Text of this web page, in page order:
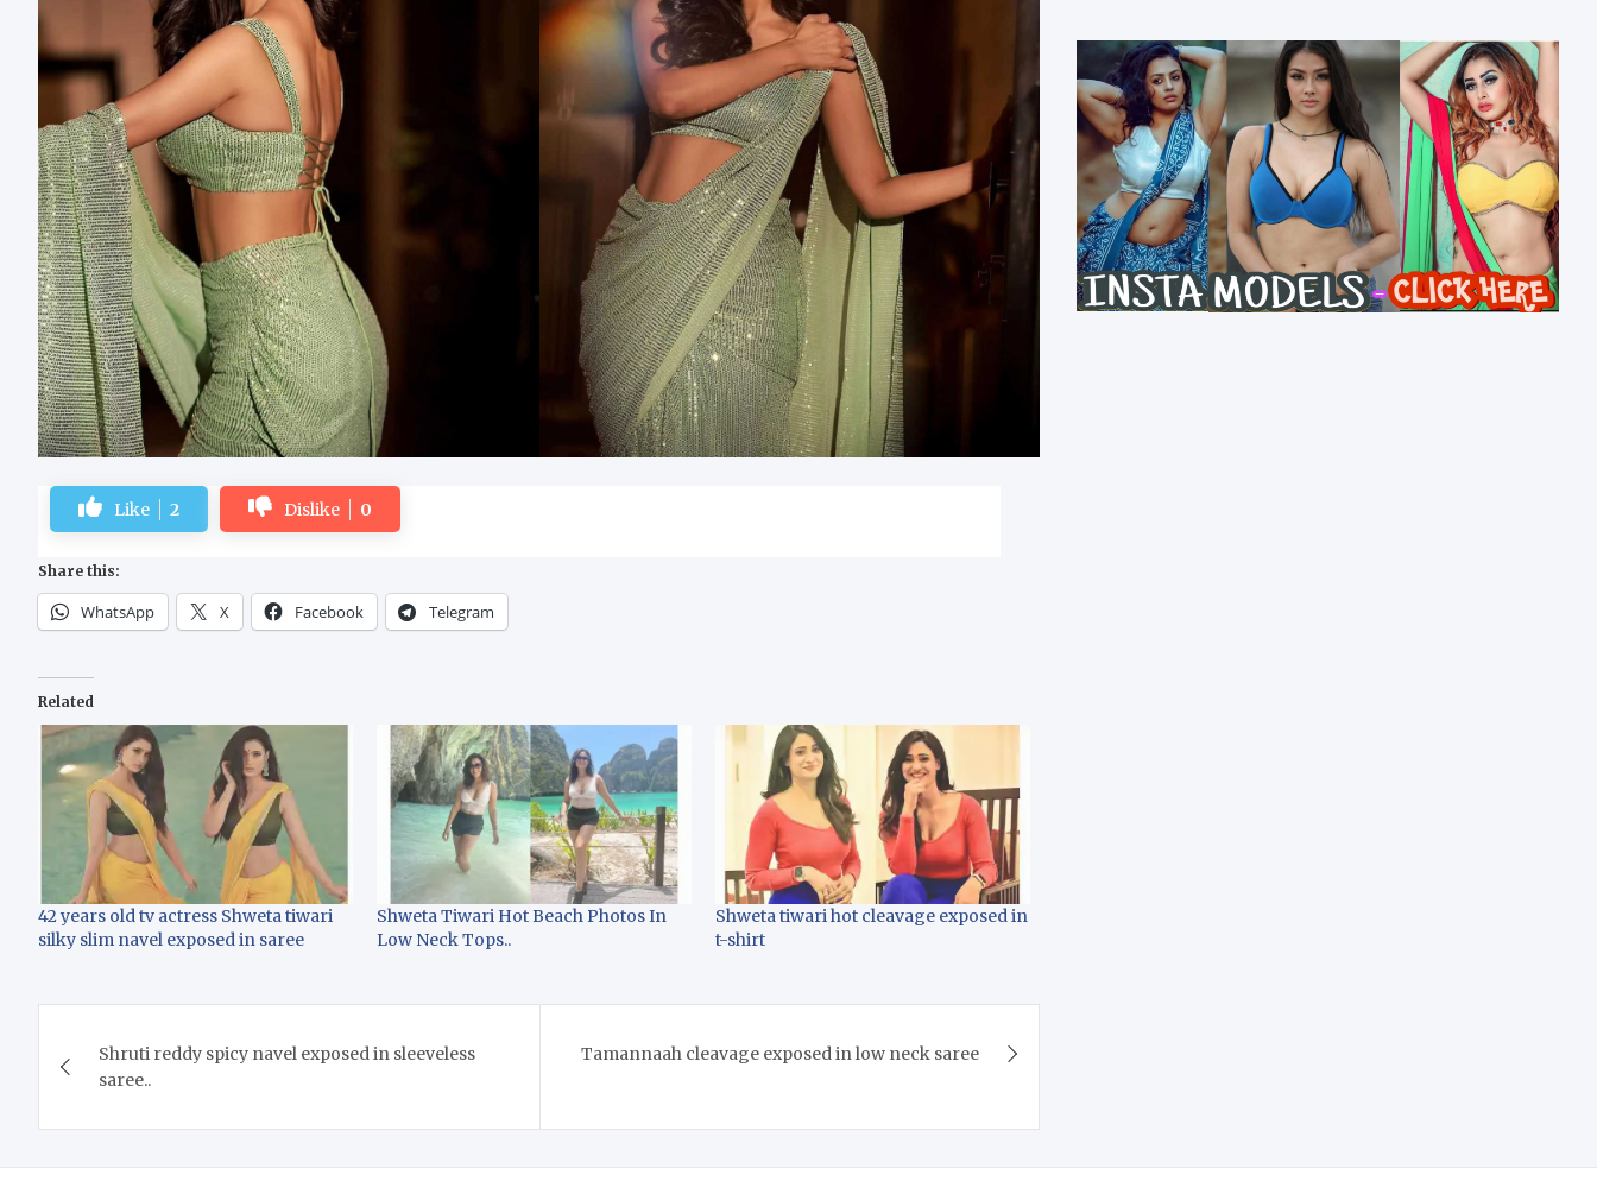
Like 2 Dislike 0
Share this:
WhatsApp X Facebook Telegram
Related
42 years old tv actress Shweta tiwari
silky slim navel exposed in saree
Shweta Tiwari Hot Beach Photos In
Low Neck Tops..
Shweta tiwari hot cleavage exposed in
t-shirt
navigation
Shruti reddy spicy navel exposed in sleeveless
saree..
Tamannaah cleavage exposed in low neck saree